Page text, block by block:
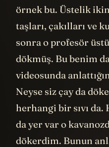
örnek bu. Üstelik
taşları, çakılları ve
sonra o profesör
dökmüş. Bu benim
videosunda
Neyse siz çay da
herhangi bir sıvı
da yer var o
dökerdim. Bunun